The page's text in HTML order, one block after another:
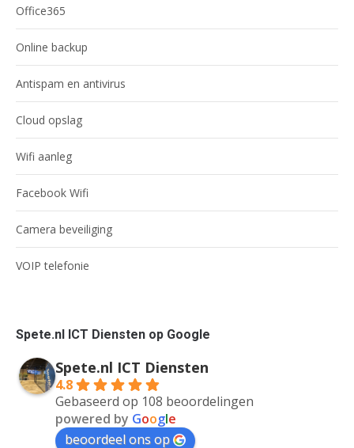
Office365
Online backup
Antispam en antivirus
Cloud opslag
Wifi aanleg
Facebook Wifi
Camera beveiliging
VOIP telefonie
Spete.nl ICT Diensten op Google
Spete.nl ICT Diensten
4.8
Gebaseerd op 108 beoordelingen
powered by Google
beoordeel ons op